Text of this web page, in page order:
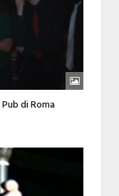
di Roma